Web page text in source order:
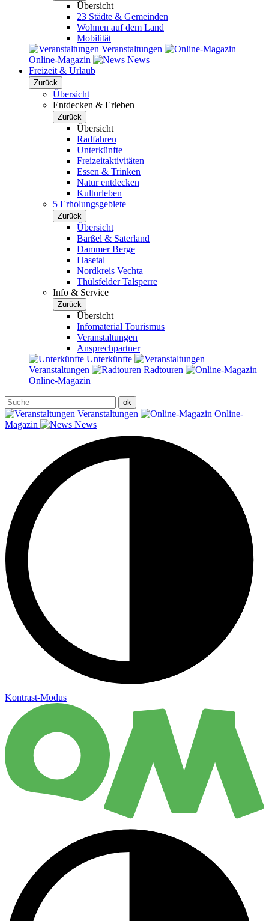
Übersicht
23 Städte & Gemeinden
Wohnen auf dem Land
Mobilität
Veranstaltungen
Online-Magazin
News
Freizeit & Urlaub
Zurück
Übersicht
Entdecken & Erleben
Zurück
Übersicht
Radfahren
Unterkünfte
Freizeitaktivitäten
Essen & Trinken
Natur entdecken
Kulturleben
5 Erholungsgebiete
Zurück
Übersicht
Barßel & Saterland
Dammer Berge
Hasetal
Nordkreis Vechta
Thülsfelder Talsperre
Info & Service
Zurück
Übersicht
Infomaterial Tourismus
Veranstaltungen
Ansprechpartner
Unterkünfte
Veranstaltungen
Radtouren
Online-Magazin
Veranstaltungen
Online-
Magazin
News
Kontrast-Modus